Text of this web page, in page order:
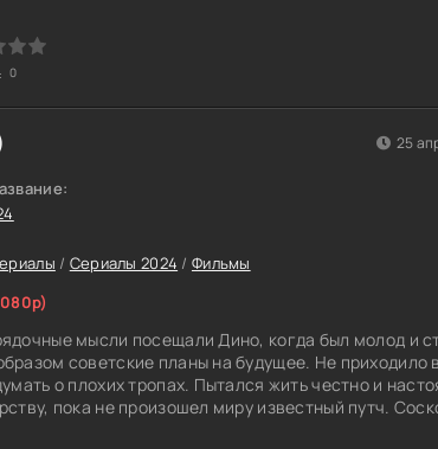
- завершится ли проект "Человечество" по воле
0
/ Сериалы 2024 / Фильмы
мысли посещали Дино, когда был молод и
советские планы на будущее. Не приходило
о плохих тропах. Пытался жить честно и
пока не произошел миру известный путч.
25